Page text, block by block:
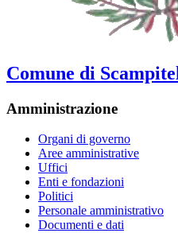
Comune di
Amministrazione
Organi di governo
Aree amministrative
Uffici
Enti e fondazioni
Politici
Personale amministrativo
Documenti e dati